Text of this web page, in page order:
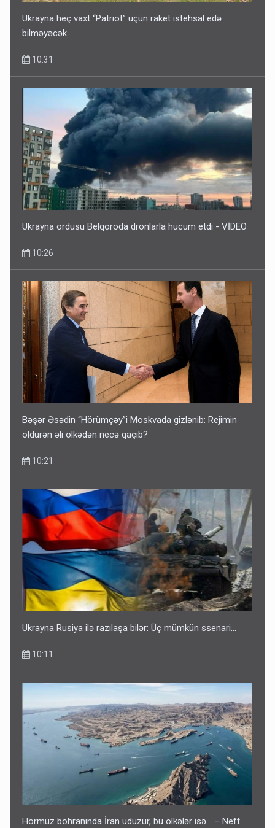
Ukrayna heç vaxt “Patriot” üçün raket istehsal edə
bilməyəcək
10:31
Ukrayna ordusu Belqoroda dronlarla hücum etdi - VİDEO
10:26
Bəşər Əsədin “Hörümçəy”i Moskvada gizlənib: Rejimin
öldürən əli ölkədən necə qaçıb?
10:21
Ukrayna Rusiya ilə razılaşa bilər: Üç mümkün ssenari...
10:11
Hörmüz böhranında İran uduzur, bu ölkələr isə... – Neft